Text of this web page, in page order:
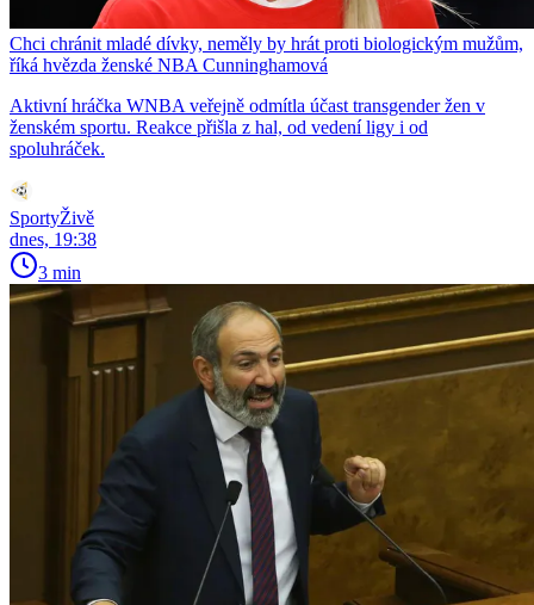
Chci chránit mladé dívky, neměly by hrát proti biologickým mužům,
říká hvězda ženské NBA Cunninghamová
Aktivní hráčka WNBA veřejně odmítla účast transgender žen v
ženském sportu. Reakce přišla z hal, od vedení ligy i od
spoluhráček.
SportyŽivě
dnes, 19:38
3 min